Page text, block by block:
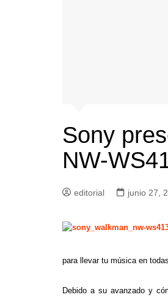
Sony
NW-
editorial junio 27,
para llevar tu música en
Debido a su avanzado y